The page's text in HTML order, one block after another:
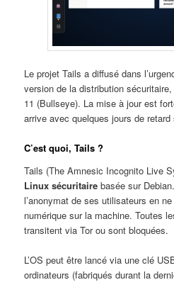
Le projet Tails a diffusé dans
version de la distribution
11 (Bullseye). La mise à jour est
arrive avec quelques jours de
C’est quoi, Tails ?
Tails (The Amnesic Incognito Live
Linux sécuritaire basée sur
l’anonymat de ses utilisateurs en
numérique sur la machine. Toutes
transitent via Tor ou sont bloquées.
L’OS peut être lancé via une clé
ordinateurs (fabriqués durant la